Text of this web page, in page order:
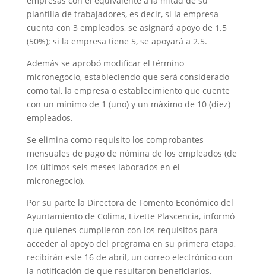
plantilla de trabajadores, es decir, si la empresa
cuenta con 3 empleados, se asignará apoyo de 1.5
(50%); si la empresa tiene 5, se apoyará a 2.5.
Además se aprobó modificar el término
micronegocio, estableciendo que será considerado
como tal, la empresa o establecimiento que cuente
con un mínimo de 1 (uno) y un máximo de 10 (diez)
empleados.
Se elimina como requisito los comprobantes
mensuales de pago de nómina de los empleados (de
los últimos seis meses laborados en el
micronegocio).
Por su parte la Directora de Fomento Económico del
Ayuntamiento de Colima, Lizette Plascencia, informó
que quienes cumplieron con los requisitos para
acceder al apoyo del programa en su primera etapa,
recibirán este 16 de abril, un correo electrónico con
la notificación de que resultaron beneficiarios.